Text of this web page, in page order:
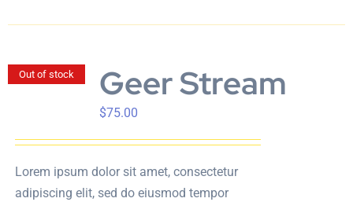
Out of stock Geer Stream
$75.00
Lorem ipsum dolor sit amet, consectetur
adipiscing elit, sed do eiusmod tempor